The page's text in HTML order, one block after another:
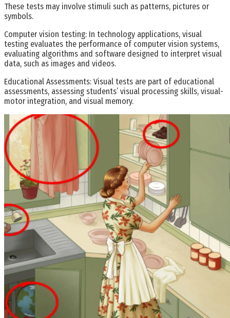
These tests may involve stimuli such as patterns, pictures or
symbols.
Computer vision testing: In technology applications, visual
testing evaluates the performance of computer vision systems,
evaluating algorithms and software designed to interpret visual
data, such as images and videos.
Educational Assessments: Visual tests are part of educational
assessments, assessing students’ visual processing skills, visual-
motor integration, and visual memory.